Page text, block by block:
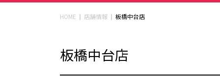
HOME 店舗情報 板橋中台店
板橋中台店